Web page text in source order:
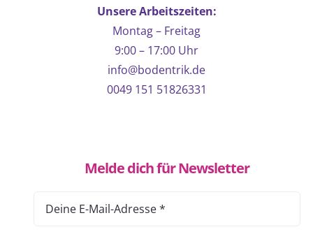
Unsere Arbeitszeiten:
Montag – Freitag
9:00 – 17:00 Uhr
info@bodentrik.de
0049 151 51826331
Melde dich für Newsletter